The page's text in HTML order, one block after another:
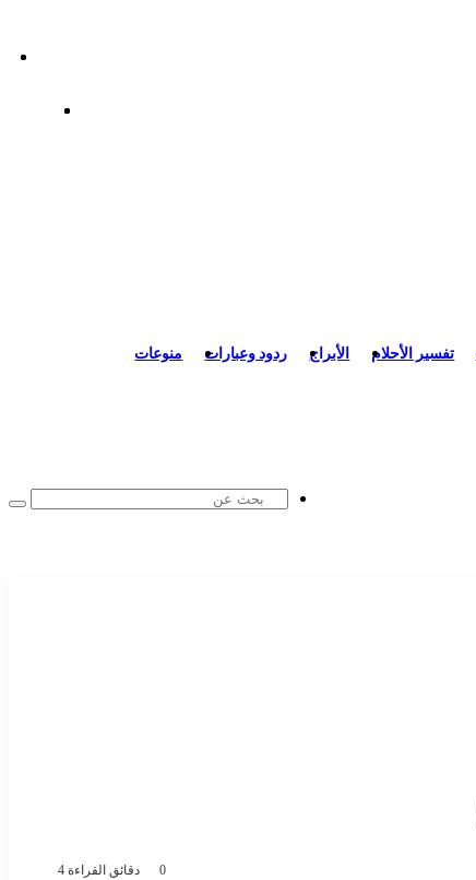
تفسير الأحلام الأبراج ردود وعبارات منوعات
0 دقائق القراءة 4